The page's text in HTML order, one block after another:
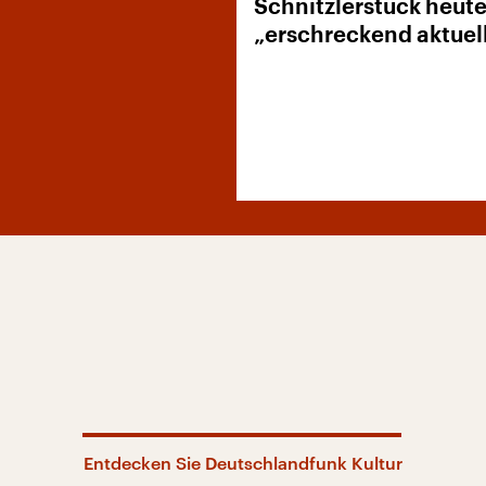
Schnitzlerstück
„erschreckend
Entdecken Sie Deutschlandfunk Kultur